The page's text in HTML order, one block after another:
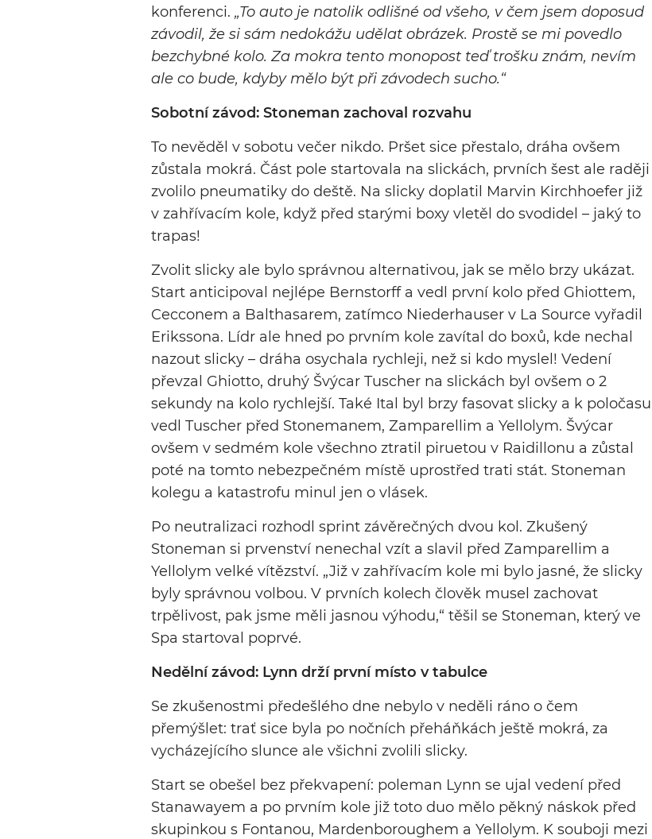
konferenci. „To auto je natolik odlišné od všeho, v čem jsem doposud
závodil, že si sám nedokážu udělat obrázek. Prostě se mi povedlo
bezchybné kolo. Za mokra tento monopost teď trošku znám, nevím
ale co bude, kdyby mělo být při závodech sucho.“
Sobotní závod: Stoneman zachoval rozvahu
To nevěděl v sobotu večer nikdo. Pršet sice přestalo, dráha ovšem
zůstala mokrá. Část pole startovala na slickách, prvních šest ale raději
zvolilo pneumatiky do deště. Na slicky doplatil Marvin Kirchhoefer již
v zahřívacím kole, když před starými boxy vletěl do svodidel – jaký to
trapas!
Zvolit slicky ale bylo správnou alternativou, jak se mělo brzy ukázat.
Start anticipoval nejlépe Bernstorff a vedl první kolo před Ghiottem,
Cecconem a Balthasarem, zatímco Niederhauser v La Source vyřadil
Erikssona. Lídr ale hned po prvním kole zavítal do boxů, kde nechal
nazout slicky – dráha osychala rychleji, než si kdo myslel! Vedení
převzal Ghiotto, druhý Švýcar Tuscher na slickách byl ovšem o 2
sekundy na kolo rychlejší. Také Ital byl brzy fasovat slicky a k poločasu
vedl Tuscher před Stonemanem, Zamparellim a Yellolym. Švýcar
ovšem v sedmém kole všechno ztratil piruetou v Raidillonu a zůstal
poté na tomto nebezpečném místě uprostřed trati stát. Stoneman
kolegu a katastrofu minul jen o vlásek.
Po neutralizaci rozhodl sprint závěrečných dvou kol. Zkušený
Stoneman si prvenství nenechal vzít a slavil před Zamparellim a
Yellolym velké vítězství. „Již v zahřívacím kole mi bylo jasné, že slicky
byly správnou volbou. V prvních kolech člověk musel zachovat
trpělivost, pak jsme měli jasnou výhodu,“ těšil se Stoneman, který ve
Spa startoval poprvé.
Nedělní závod: Lynn drží první místo v tabulce
Se zkušenostmi předešlého dne nebylo v neděli ráno o čem
přemýšlet: trať sice byla po nočních přeháňkách ještě mokrá, za
vycházejícího slunce ale všichni zvolili slicky.
Start se obešel bez překvapení: poleman Lynn se ujal vedení před
Stanawayem a po prvním kole již toto duo mělo pěkný náskok před
skupinkou s Fontanou, Mardenboroughem a Yellolym. K souboji mezi